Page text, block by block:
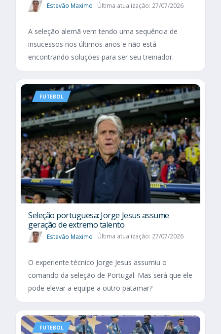
Estevão Maximo Última atualização: 27/07/2026
A seleção alemã vem tendo uma sequência de
insucessos nos últimos anos e não está
encontrando soluções para ser seu treinador.
FUTEBOL
Seleção portuguesa: Jorge Jesus assume
geração de extremo talento
Estevão Maximo Última atualização: 27/07/2026
O experiente técnico Jorge Jesus assumiu o
comando da seleção de Portugal. Mas será que ele
pode elevar a equipe a outro patamar?
FUTEBOL